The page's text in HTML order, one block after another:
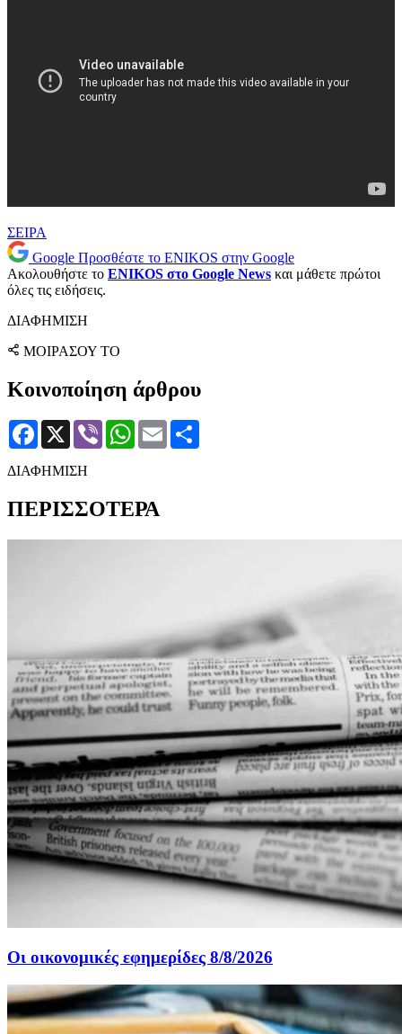
ΣΕΙΡΑ
Google Προσθέστε το ENIKOS στην Google
Ακολουθήστε το ENIKOS στο Google News και μάθετε πρώτοι
όλες τις ειδήσεις.
ΔΙΑΦΗΜΙΣΗ
ΜΟΙΡΑΣΟΥ ΤΟ
Κοινοποίηση άρθρου
Facebook
X Viber WhatsApp
Email
ΔΙΑΦΗΜΙΣΗ
ΠΕΡΙΣΣΟΤΕΡΑ
Οι οικονομικές εφημερίδες 8/8/2026